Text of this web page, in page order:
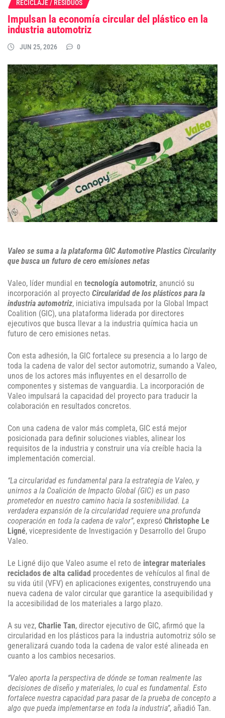
RECICLAJE / RESIDUOS
Impulsan la economía circular del plástico en la
industria automotriz
JUN 25, 2026 0
Valeo se suma a la plataforma GIC Automotive Plastics Circularity
que busca un futuro de cero emisiones netas
Valeo, líder mundial en tecnología automotriz, anunció su
incorporación al proyecto Circularidad de los plásticos para la
industria automotriz, iniciativa impulsada por la Global Impact
Coalition (GIC), una plataforma liderada por directores
ejecutivos que busca llevar a la industria química hacia un
futuro de cero emisiones netas.
Con esta adhesión, la GIC fortalece su presencia a lo largo de
toda la cadena de valor del sector automotriz, sumando a Valeo,
unos de los actores más influyentes en el desarrollo de
componentes y sistemas de vanguardia. La incorporación de
Valeo impulsará la capacidad del proyecto para traducir la
colaboración en resultados concretos.
Con una cadena de valor más completa, GIC está mejor
posicionada para definir soluciones viables, alinear los
requisitos de la industria y construir una vía creíble hacia la
implementación comercial.
“La circularidad es fundamental para la estrategia de Valeo, y
unirnos a la Coalición de Impacto Global (GIC) es un paso
prometedor en nuestro camino hacia la sostenibilidad. La
verdadera expansión de la circularidad requiere una profunda
cooperación en toda la cadena de valor”, expresó Christophe Le
Ligné, vicepresidente de Investigación y Desarrollo del Grupo
Valeo.
Le Ligné dijo que Valeo asume el reto de integrar materiales
reciclados de alta calidad procedentes de vehículos al final de
su vida útil (VFV) en aplicaciones exigentes, construyendo una
nueva cadena de valor circular que garantice la asequibilidad y
la accesibilidad de los materiales a largo plazo.
A su vez, Charlie Tan, director ejecutivo de GIC, afirmó que la
circularidad en los plásticos para la industria automotriz sólo se
generalizará cuando toda la cadena de valor esté alineada en
cuanto a los cambios necesarios.
“Valeo aporta la perspectiva de dónde se toman realmente las
decisiones de diseño y materiales, lo cual es fundamental. Esto
fortalece nuestra capacidad para pasar de la prueba de concepto a
algo que pueda implementarse en toda la industria”, añadió Tan.